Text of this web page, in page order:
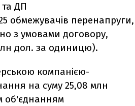
ДП
обмежувачів перенапруги,
з умовами договору,
дол. за одиницю).
компанією-
на суму 25,08 млн
об'єднанням